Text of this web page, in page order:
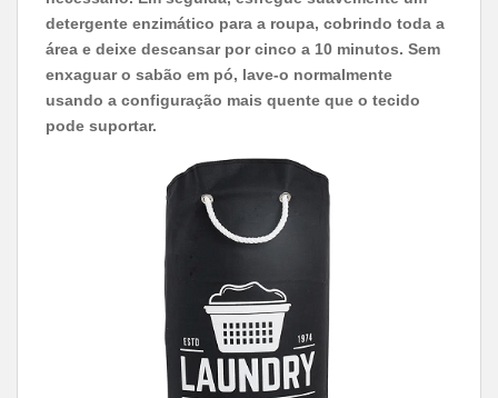
detergente enzimático para a roupa, cobrindo toda a
área e deixe descansar por cinco a 10 minutos. Sem
enxaguar o sabão em pó, lave-o normalmente
usando a configuração mais quente que o tecido
pode suportar.